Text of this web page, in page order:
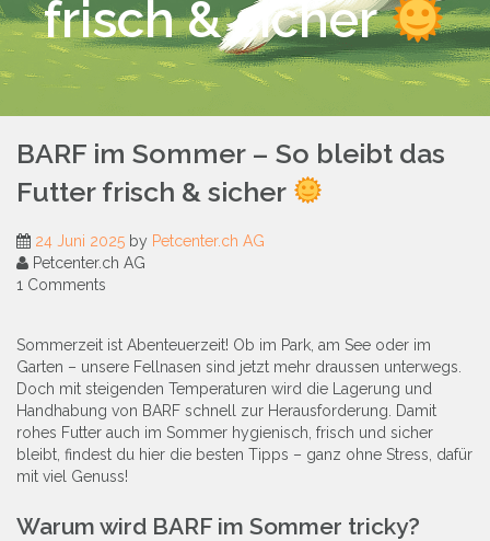
frisch & sicher
BARF im Sommer – So bleibt das
Futter frisch & sicher
24 Juni 2025 by Petcenter.ch AG
Petcenter.ch AG
1 Comments
Sommerzeit ist Abenteuerzeit! Ob im Park, am See oder im
Garten – unsere Fellnasen sind jetzt mehr draussen unterwegs.
Doch mit steigenden Temperaturen wird die Lagerung und
Handhabung von BARF schnell zur Herausforderung. Damit
rohes Futter auch im Sommer hygienisch, frisch und sicher
bleibt, findest du hier die besten Tipps – ganz ohne Stress, dafür
mit viel Genuss!
Warum wird BARF im Sommer tricky?